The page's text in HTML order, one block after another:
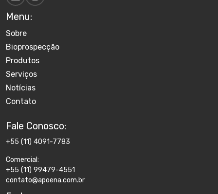
Menu:
Sobre
Bioprospecção
Produtos
Serviços
Notícias
Contato
Fale Conosco:
+55 (11) 4091-7783
Comercial:
+55 (11) 99479-4551
contato@apoena.com.br